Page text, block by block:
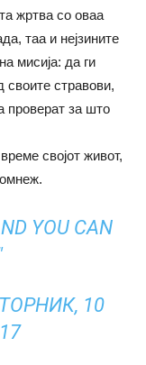
жртва со оваа
таа и нејзините
мисија: да ги
своите стравови,
проверат за што
својот живот,
YOU CAN
10